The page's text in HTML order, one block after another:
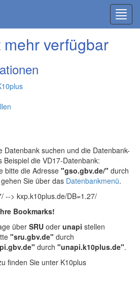
verfügbar
Datenbank suchen und die Datenbank-
die VD17-Datenbank:
bitte die Adresse "gso.gbv.de/" durch
Sie über das Datenbankmenü.
--> kxp.k10plus.de/DB=1.27/
Bookmarks!
über SRU oder unapi stellen
"sru.gbv.de" durch
durch "unapi.k10plus.de".
finden Sie unter K10plus